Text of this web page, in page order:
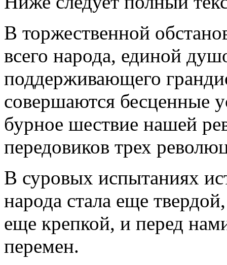
В торжественной
всего народа, единой
поддерживающего
совершаются бесценные
бурное шествие нашей
передовиков трех
В суровых испытаниях
народа стала еще
еще крепкой, и перед
перемен.